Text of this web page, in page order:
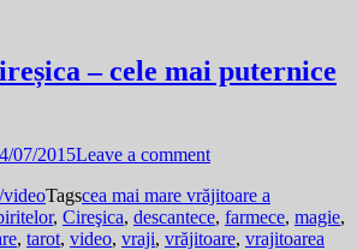
– cele mai puternice
07/2015Leave a comment
Tagscea mai mare vrăjitoare a
, Cireşica, descantece, farmece, magie,
, tarot, video, vraji, vrăjitoare, vrajitoarea